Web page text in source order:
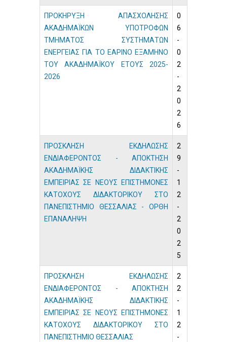
ΠΡΟΚΗΡΥΞΗ ΑΠΑΣΧΟΛΗΣΗΣ
ΑΚΑΔΗΜΑΪΚΩΝ ΥΠΟΤΡΟΦΩΝ
ΤΜΗΜΑΤΟΣ ΣΥΣΤΗΜΑΤΩΝ
ΕΝΕΡΓΕΙΑΣ ΓΙΑ ΤΟ ΕΑΡΙΝΟ ΕΞΑΜΗΝΟ
ΤΟΥ ΑΚΑΔΗΜΑΪΚΟΥ ΕΤΟΥΣ 2025-
2026
0
6
-
0
2
-
2
0
2
6
ΠΡΟΣΚΛΗΣΗ ΕΚΔΗΛΩΣΗΣ
ΕΝΔΙΑΦΕΡΟΝΤΟΣ - ΑΠΟΚΤΗΣΗ
ΑΚΑΔΗΜΑΪΚΗΣ ΔΙΔΑΚΤΙΚΗΣ
ΕΜΠΕΙΡΙΑΣ ΣΕ ΝΕΟΥΣ ΕΠΙΣΤΗΜΟΝΕΣ
ΚΑΤΟΧΟΥΣ ΔΙΔΑΚΤΟΡΙΚΟΥ ΣΤΟ
ΠΑΝΕΠΙΣΤΗΜΙΟ ΘΕΣΣΑΛΙΑΣ - ΟΡΘΗ
ΕΠΑΝΑΛΗΨΗ
2
9
-
1
2
-
2
0
2
5
ΠΡΟΣΚΛΗΣΗ ΕΚΔΗΛΩΣΗΣ
ΕΝΔΙΑΦΕΡΟΝΤΟΣ - ΑΠΟΚΤΗΣΗ
ΑΚΑΔΗΜΑΪΚΗΣ ΔΙΔΑΚΤΙΚΗΣ
ΕΜΠΕΙΡΙΑΣ ΣΕ ΝΕΟΥΣ ΕΠΙΣΤΗΜΟΝΕΣ
ΚΑΤΟΧΟΥΣ ΔΙΔΑΚΤΟΡΙΚΟΥ ΣΤΟ
ΠΑΝΕΠΙΣΤΗΜΙΟ ΘΕΣΣΑΛΙΑΣ
2
2
-
1
2
-